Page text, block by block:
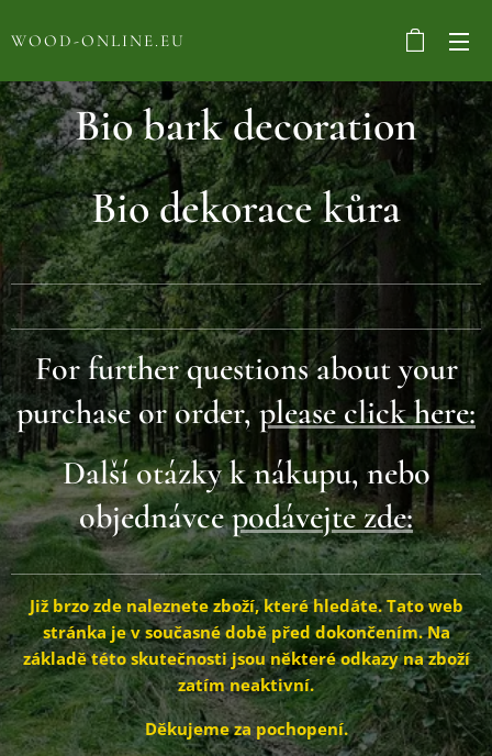
WOOD-ONLINE.EU
Bio bark decoration
Bio dekorace kůra
For further questions about your
purchase or order,please click here:
Další otázky k nákupu, nebo
objednávcepodávejte zde:
Již brzo zde naleznete zboží, které hledáte.Tato web
stránka je v současné době před dokončením. Na
základě této skutečnosti jsou některé odkazy na zboží
zatím neaktivní.
Děkujeme za pochopení.